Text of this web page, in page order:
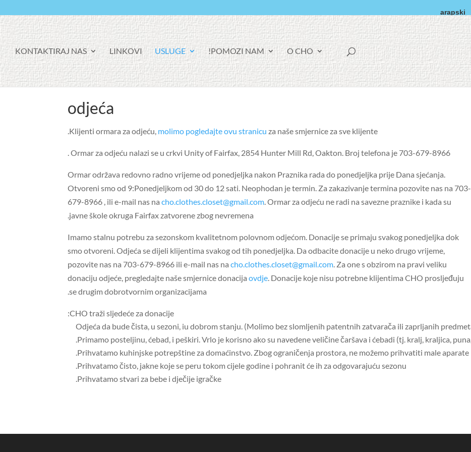
arapski
A
C
E
B
O
O CHO
POMOZI NAM!
USLUGE
LINKOVI
KONTAKTIRAJ NAS
odjeća
Klijenti ormara za odjeću, molimo pogledajte ovu stranicu za naše smjernice za sve klijente.
Ormar za odjeću nalazi se u crkvi Unity of Fairfax, 2854 Hunter Mill Rd, Oakton. Broj telefona je 703-679-8966 .
Ormar održava redovno radno vrijeme od ponedjeljka nakon Praznika rada do ponedjeljka prije Dana sjećanja.
Otvoreni smo od 9:Ponedjeljkom od 30 do 12 sati. Neophodan je termin. Za zakazivanje termina pozovite nas na 703-
679-8966 , ili e-mail nas nacho.clothes.closet@gmail.com . Ormar za odjeću ne radi na savezne praznike i kada su
javne škole okruga Fairfax zatvorene zbog nevremena.
Imamo stalnu potrebu za sezonskom kvalitetnom polovnom odjećom. Donacije se primaju svakog ponedjeljka dok
smo otvoreni. Odjeća se dijeli klijentima svakog od tih ponedjeljka. Da odbacite donacije u neko drugo vrijeme,
pozovite nas na 703-679-8966 ili e-mail nas nacho.clothes.closet@gmail.com . Za one s obzirom na pravi veliku
donaciju odjeće, pregledajte naše smjernice donacijaovdje . Donacije koje nisu potrebne klijentima CHO prosljeđuju
se drugim dobrotvornim organizacijama.
CHO traži sljedeće za donacije: